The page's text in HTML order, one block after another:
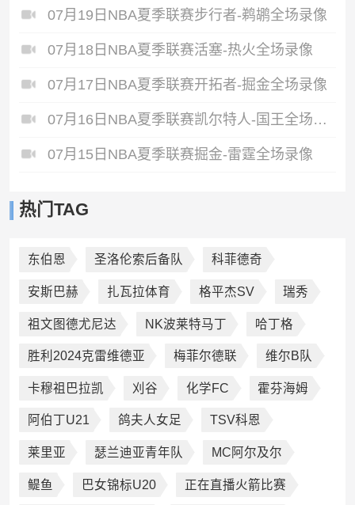
07月19日NBA夏季联赛步行者-鹈鹕全场录像
07月18日NBA夏季联赛活塞-热火全场录像
07月17日NBA夏季联赛开拓者-掘金全场录像
07月16日NBA夏季联赛凯尔特人-国王全场录像
07月15日NBA夏季联赛掘金-雷霆全场录像
热门TAG
东伯恩 圣洛伦索后备队 科菲德奇
安斯巴赫 扎瓦拉体育 格平杰SV 瑞秀
祖文图德尤尼达 NK波莱特马丁 哈丁格
胜利2024克雷维德亚 梅菲尔德联 维尔B队
卡穆祖巴拉凯 刈谷 化学FC 霍芬海姆
阿伯丁U21 鸽夫人女足 TSV科恩
莱里亚 瑟兰迪亚青年队 MC阿尔及尔
鳀鱼 巴女锦标U20 正在直播火箭比赛